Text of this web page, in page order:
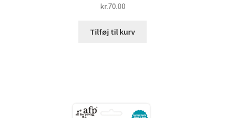
kr.70.00
Tilføj til kurv